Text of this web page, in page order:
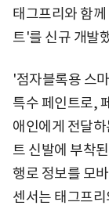
태그프리와 함
트'를 신규 개발
'점자블록용 스
특수 페인트로,
애인에게 전달
트 신발에 부착
행로 정보를 모
센서는 태그프